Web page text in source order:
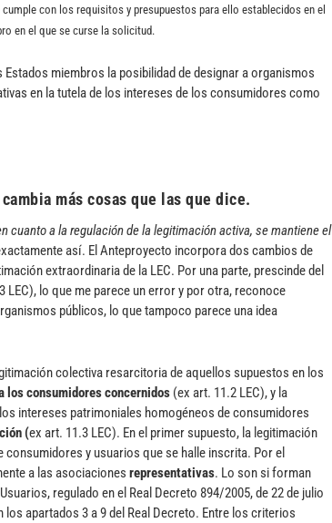
con los requisitos y presupuestos para ello establecidos en el
en el que se curse la solicitud.
miembros la posibilidad de designar a organismos
en la tutela de los intereses de los consumidores como
más cosas que las que dice.
cuanto a la regulación de la legitimación activa, se mantiene el
así. El Anteproyecto incorpora dos cambios de
extraordinaria de la LEC. Por una parte, prescinde del
LEC), lo que me parece un error y por otra, reconoce
públicos, lo que tampoco parece una idea
colectiva resarcitoria de aquellos supuestos en los
los consumidores concernidos (ex art. 11.2 LEC), y la
intereses patrimoniales homogéneos de consumidores
(ex art. 11.3 LEC). En el primer supuesto, la legitimación
y usuarios que se halle inscrita. Por el
a las asociaciones representativas. Lo son si forman
regulado en el Real Decreto 894/2005, de 22 de julio
los apartados 3 a 9 del Real Decreto. Entre los criterios